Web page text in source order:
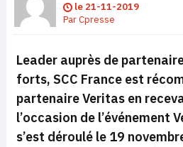
le 21-11-2019
ParCpresse
Leader auprès de
forts, SCC France est
partenaire Veritas en
l’occasion de l’événement
s’est déroulé le 19